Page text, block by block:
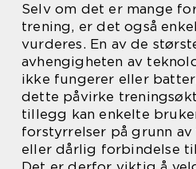
Selv om det er mange
trening, er det også
vurderes. En av de
avhengigheten av
ikke fungerer eller
dette påvirke
tillegg kan enkelte
forstyrrelser på grunn
eller dårlig forbindelse